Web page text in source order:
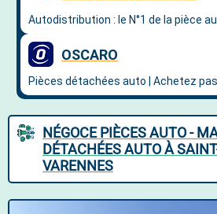
NÉGOCE PIÈCES AUTO -
DÉTACHÉES AUTO À
VARENNES